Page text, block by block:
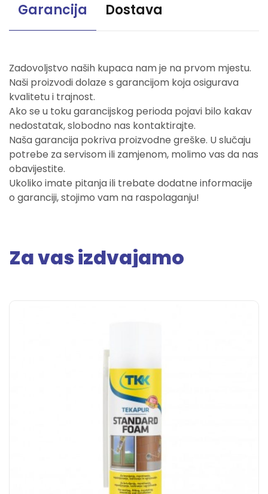
Garancija Dostava
Zadovoljstvo naših kupaca nam je na prvom mjestu.
Naši proizvodi dolaze s garancijom koja osigurava
kvalitetu i trajnost.
Ako se u toku garancijskog perioda pojavi bilo kakav
nedostatak, slobodno nas kontaktirajte.
Naša garancija pokriva proizvodne greške. U slučaju
potrebe za servisom ili zamjenom, molimo vas da nas
obavijestite.
Ukoliko imate pitanja ili trebate dodatne informacije
o garanciji, stojimo vam na raspolaganju!
Za vas izdvajamo